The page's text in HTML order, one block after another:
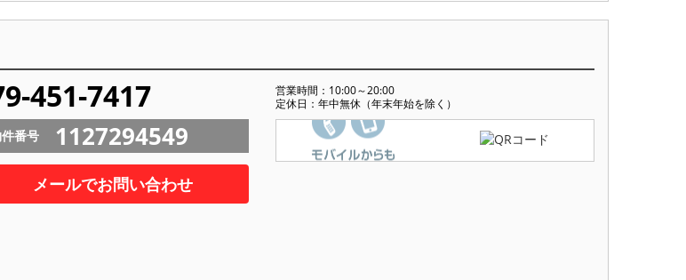
451-7417
営業時間：10:00～20:00
定休日：年中無休（年末年始を除く）
番号 1127294549
メールでお問い合わせ